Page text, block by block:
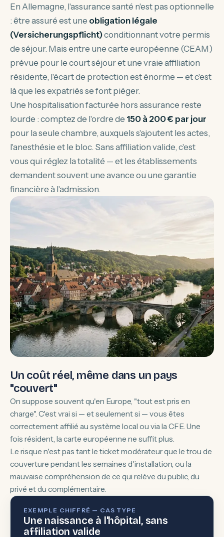
En Allemagne, l'assurance santé n'est pas optionnelle
: être assuré est une obligation légale
(Versicherungspflicht)conditionnant votre permis
de séjour. Mais entre une carte européenne (CEAM)
prévue pour le court séjour et une vraie affiliation
résidente, l'écart de protection est énorme — et c'est
là que les expatriés se font piéger.
Une hospitalisation facturée hors assurance reste
lourde : comptez de l'ordre de 150 à 200 € par jour
pour la seule chambre, auxquels s'ajoutent les actes,
l'anesthésie et le bloc. Sans affiliation valide, c'est
vous qui réglez la totalité — et les établissements
demandent souvent une avance ou une garantie
financière à l'admission.
Un coût réel, même dans un pays
"couvert"
On suppose souvent qu'en Europe, "tout est pris en
charge". C'est vrai si — et seulement si — vous êtes
correctement affilié au système local ou via la CFE. Une
fois résident, la carte européenne ne suffit plus.
Le risque n'est pas tant le ticket modérateur que le trou de
couverture pendant les semaines d'installation, ou la
mauvaise compréhension de ce qui relève du public, du
privé et du complémentaire.
EXEMPLE CHIFFRÉ — CAS TYPE
Une naissance à l'hôpital, sans
affiliation valide